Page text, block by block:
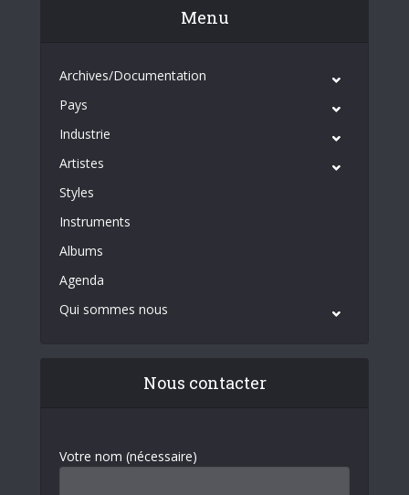
Menu
Archives/Documentation
Pays
Industrie
Artistes
Styles
Instruments
Albums
Agenda
Qui sommes nous
Nous contacter
Votre nom (nécessaire)